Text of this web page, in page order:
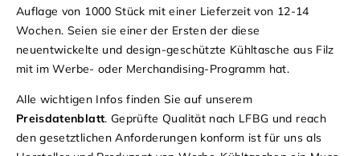
Auflage von 1000 Stück mit einer Lieferzeit von 12-14
Wochen. Seien sie einer der Ersten der diese
neuentwickelte und design-geschützte Kühltasche aus Filz
mit im Werbe- oder Merchandising-Programm hat.
Alle wichtigen Infos finden Sie auf unserem
Preisdatenblatt. Geprüfte Qualität nach LFBG und reach
den gesetztlichen Anforderungen konform ist für uns als